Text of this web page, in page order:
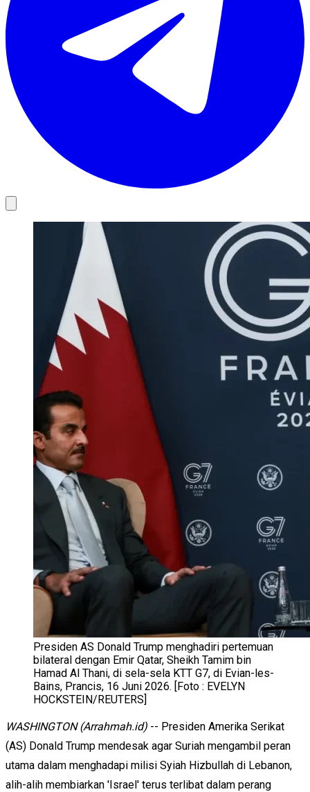
Presiden AS Donald Trump menghadiri pertemuan
bilateral dengan Emir Qatar, Sheikh Tamim bin
Hamad Al Thani, di sela-sela KTT G7, di Evian-les-
Bains, Prancis, 16 Juni 2026. [Foto : EVELYN
HOCKSTEIN/REUTERS]
WASHINGTON (Arrahmah.id) -- Presiden Amerika Serikat
(AS) Donald Trump mendesak agar Suriah mengambil peran
utama dalam menghadapi milisi Syiah Hizbullah di Lebanon,
alih-alih membiarkan 'Israel' terus terlibat dalam perang